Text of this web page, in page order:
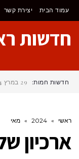
לתוכן
עמוד הבית יצירת קשר
חדשות
חדשות חמות: 29 במרץ 2024
ראשי »
2024
» מאי
ארכיון